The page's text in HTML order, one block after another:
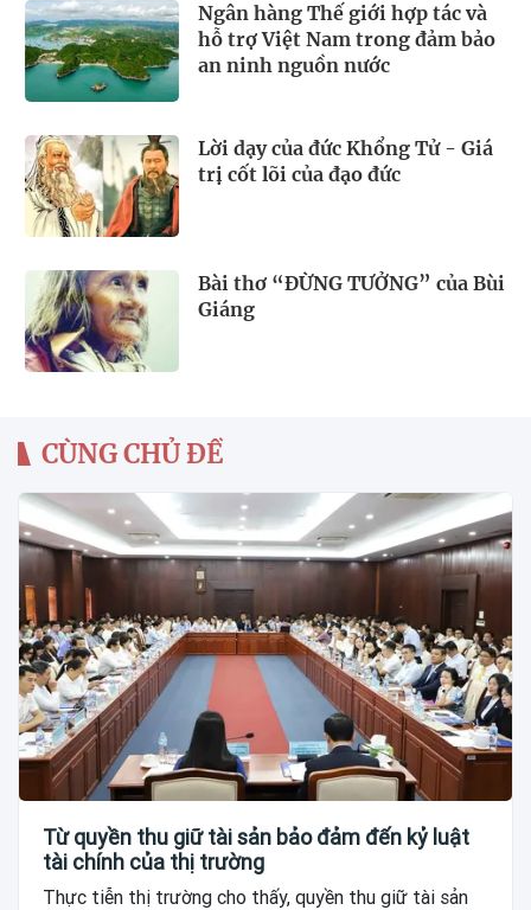
Ngân hàng Thế giới hợp tác và
hỗ trợ Việt Nam trong đảm bảo
an ninh nguồn nước
Lời dạy của đức Khổng Tử - Giá
trị cốt lõi của đạo đức
Bài thơ “ĐỪNG TƯỞNG” của Bùi
Giáng
CÙNG CHỦ ĐỀ
Từ quyền thu giữ tài sản bảo đảm đến kỷ luật
tài chính của thị trường
Thực tiễn thị trường cho thấy, quyền thu giữ tài sản